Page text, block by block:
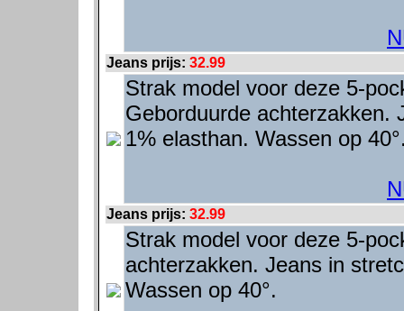
Jeans prijs: 32.99
Strak model voor deze 5-
Geborduurde achterzakken.
1% elasthan. Wassen op
Jeans prijs: 32.99
Strak model voor deze 5-
achterzakken. Jeans in
Wassen op 40°.